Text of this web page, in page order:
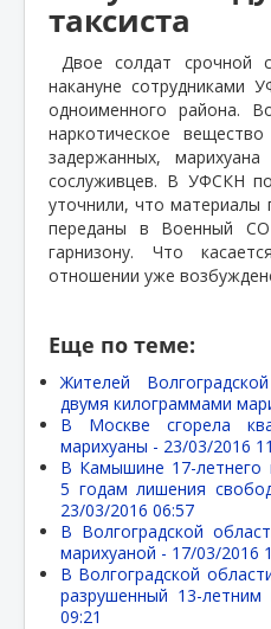
таксиста
Двое солдат срочной
накануне сотрудниками
одноименного района.
наркотическое
задержанных,
сослуживцев. В УФСКН
уточнили, что
переданы в Военный
гарнизону. Что
отношении уже
Еще по теме:
Жителей
двумя килограммами
В Москве сгорела
марихуаны - 23/03/2016
В Камышине 17-летнего
5 годам лишения
23/03/2016 06:57
В Волгоградской
марихуаной - 17/03/2016
В Волгоградской
разрушенный 13-
09:21